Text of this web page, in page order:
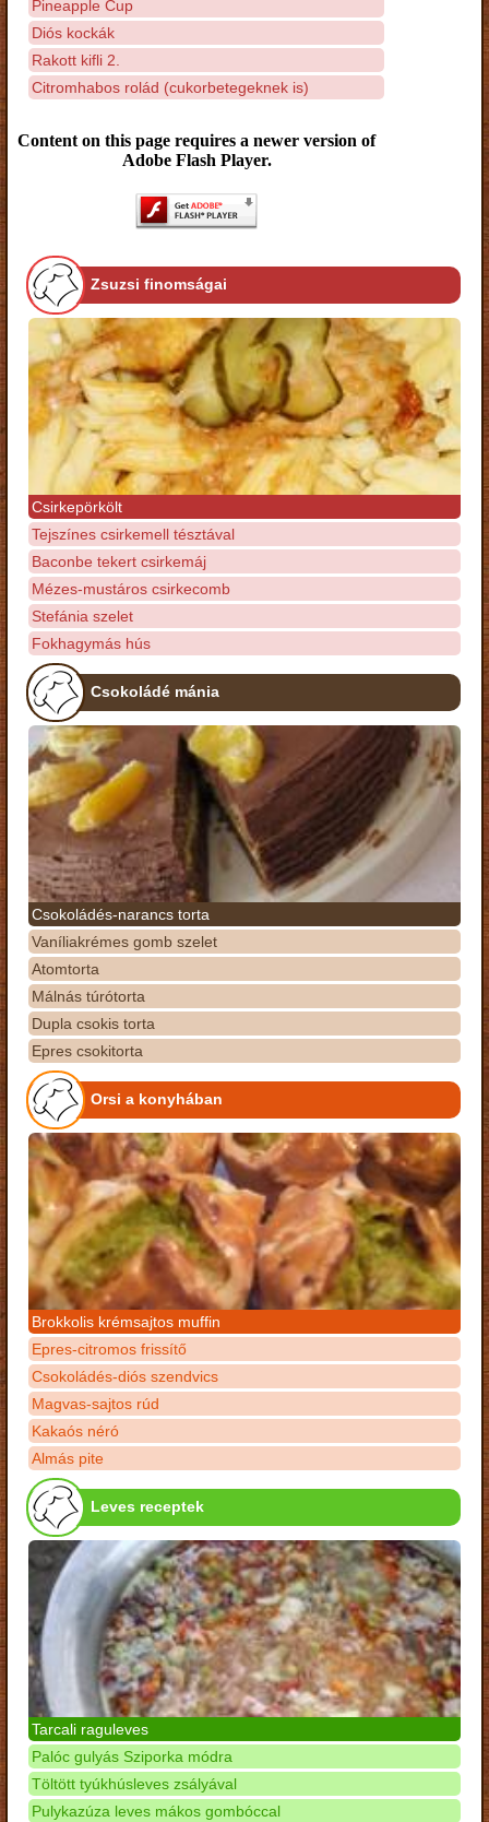
Pineapple Cup
Diós kockák
Rakott kifli 2.
Citromhabos rolád (cukorbetegeknek is)
Content on this page requires a newer version of
Adobe Flash Player.
Zsuzsi finomságai
Csirkepörkölt
Tejszínes csirkemell tésztával
Baconbe tekert csirkemáj
Mézes-mustáros csirkecomb
Stefánia szelet
Fokhagymás hús
Csokoládé mánia
Csokoládés-narancs torta
Vaníliakrémes gomb szelet
Atomtorta
Málnás túrótorta
Dupla csokis torta
Epres csokitorta
Orsi a konyhában
Brokkolis krémsajtos muffin
Epres-citromos frissítő
Csokoládés-diós szendvics
Magvas-sajtos rúd
Kakaós néró
Almás pite
Leves receptek
Tarcali raguleves
Palóc gulyás Sziporka módra
Töltött tyúkhúsleves zsályával
Pulykazúza leves mákos gombóccal